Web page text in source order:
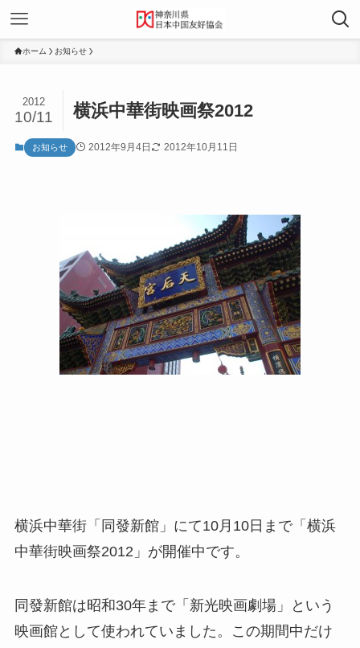
ホーム お知らせ
横浜中華街映画祭2012
2012
10/11
お知らせ 2012年9月4日 2012年10月11日
横浜中華街「同發新館」にて10月10日まで「横浜
中華街映画祭2012」が開催中です。
同發新館は昭和30年まで「新光映画劇場」という
映画館として使われていました。この期間中だけ